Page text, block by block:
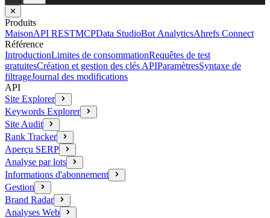
✕
Produits
MaisonAPI RESTMCPData StudioBot AnalyticsAhrefs Connect
Référence
IntroductionLimites de consommationRequêtes de test
gratuitesCréation et gestion des clés APIParamètresSyntaxe de
filtrageJournal des modifications
API
Site Explorer
Keywords Explorer
Site Audit
Rank Tracker
Aperçu SERP
Analyse par lots
Informations d'abonnement
Gestion
Brand Radar
Analyses Web